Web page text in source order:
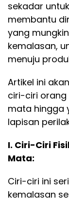
sekadar
membantu
yang
kemalasan,
menuju
Artikel ini
ciri-ciri orang
mata hingga
lapisan
I. Ciri-Ciri
Mata:
Ciri-ciri ini
kemalasan